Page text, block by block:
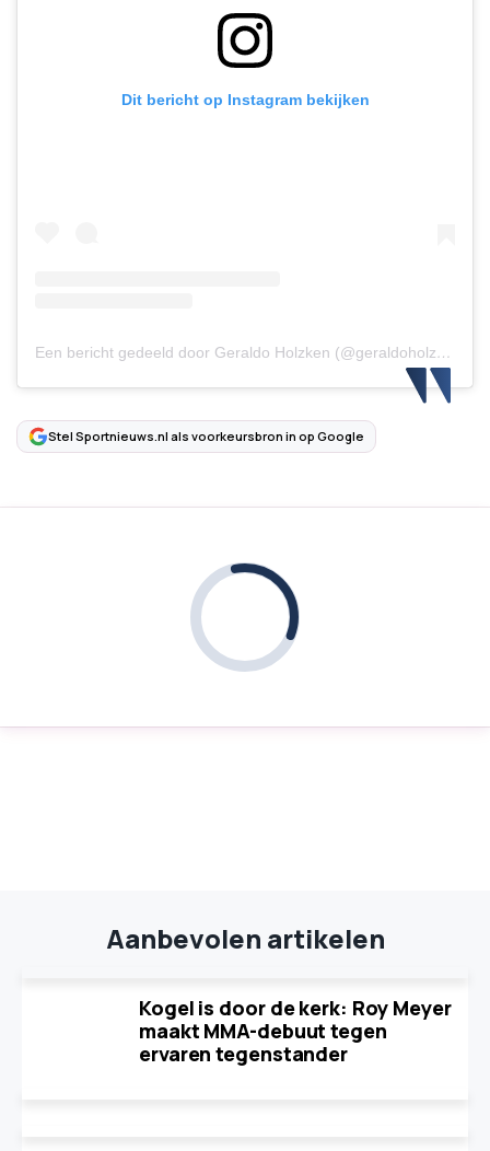
Dit bericht op Instagram bekijken
Een bericht gedeeld door Geraldo Holzken (@geraldoholzken0)
Stel Sportnieuws.nl als voorkeursbron in op Google
Aanbevolen artikelen
Kogel is door de kerk: Roy Meyer
maakt MMA-debuut tegen
ervaren tegenstander